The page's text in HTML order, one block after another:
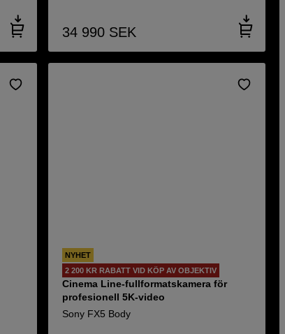
34 990 SEK
NYHET
2 200 KR RABATT VID KÖP AV OBJEKTIV
Cinema Line-fullformatskamera för
profesionell 5K-video
Sony FX5 Body